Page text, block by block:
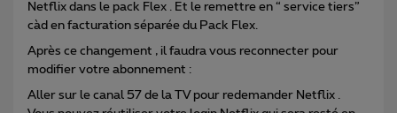
Netflix dans le pack Flex . Et le remettre en “ service tiers”
càd en facturation séparée du Pack Flex.
Après ce changement , il faudra vous reconnecter pour
modifier votre abonnement :
Aller sur le canal 57 de la TV pour redemander Netflix .